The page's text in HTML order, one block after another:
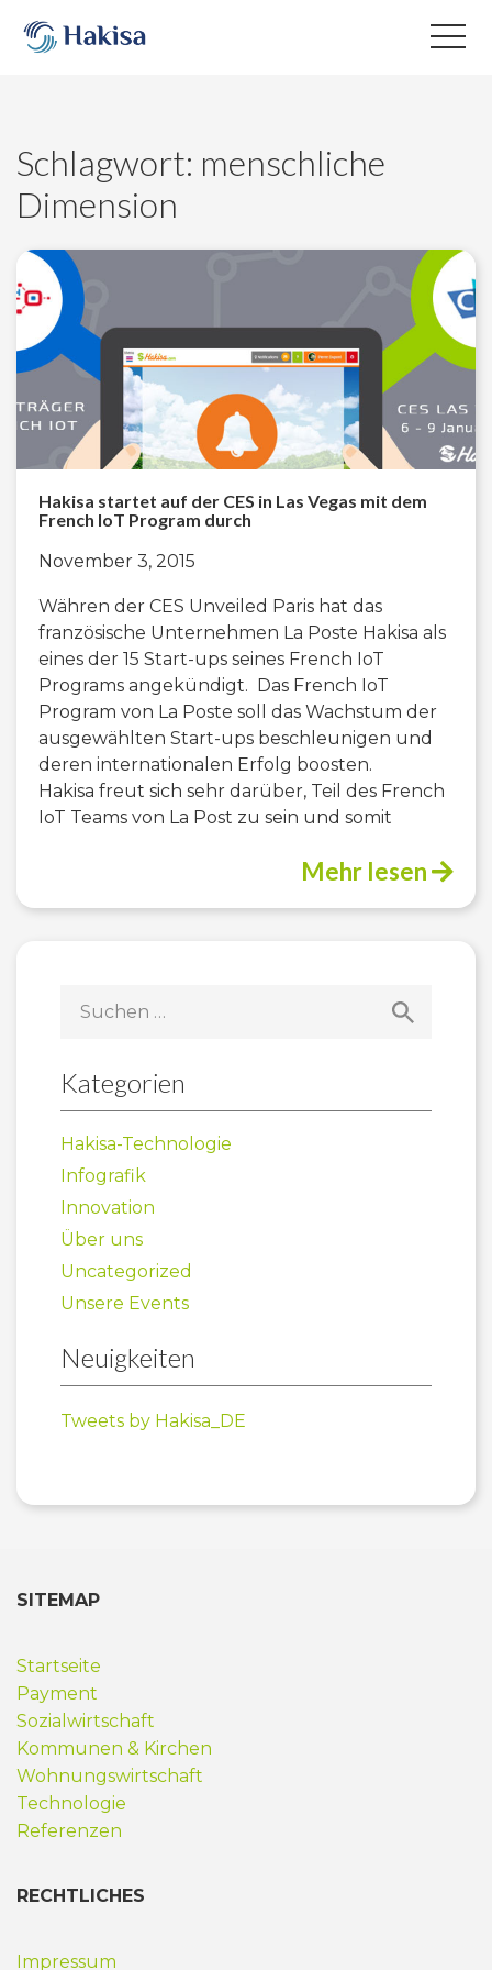
content
Schlagwort: menschliche
Dimension
Hakisa startet auf der CES in Las Vegas mit dem
French IoT Program durch
November 3, 2015
Währen der CES Unveiled Paris hat das
französische Unternehmen La Poste Hakisa als
eines der 15 Start-ups seines French IoT
Programs angekündigt. Das French IoT
Program von La Poste soll das Wachstum der
ausgewählten Start-ups beschleunigen und
deren internationalen Erfolg boosten.
Hakisa freut sich sehr darüber, Teil des French
IoT Teams von La Post zu sein und somit
Mehr lesen
nach:
Kategorien
Hakisa-Technologie
Infografik
Innovation
Über uns
Uncategorized
Unsere Events
Neuigkeiten
Tweets by Hakisa_DE
SITEMAP
Startseite
Payment
Sozialwirtschaft
Kommunen & Kirchen
Wohnungswirtschaft
Technologie
Referenzen
RECHTLICHES
Impressum